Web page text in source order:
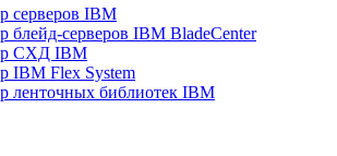
серверов IBM
блейд-серверов IBM BladeCenter
СХД IBM
IBM Flex System
ленточных библиотек IBM